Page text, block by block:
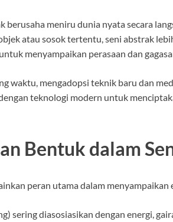
berusaha meniru dunia nyata secara
atau sosok tertentu, seni abstrak
menyampaikan perasaan dan
waktu, mengadopsi teknik baru dan
teknologi modern untuk
Bentuk dalam
peran utama dalam menyampaikan
sering diasosiasikan dengan energi,